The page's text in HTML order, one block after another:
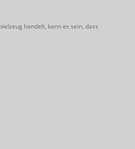
handelt, kann es sein, dass